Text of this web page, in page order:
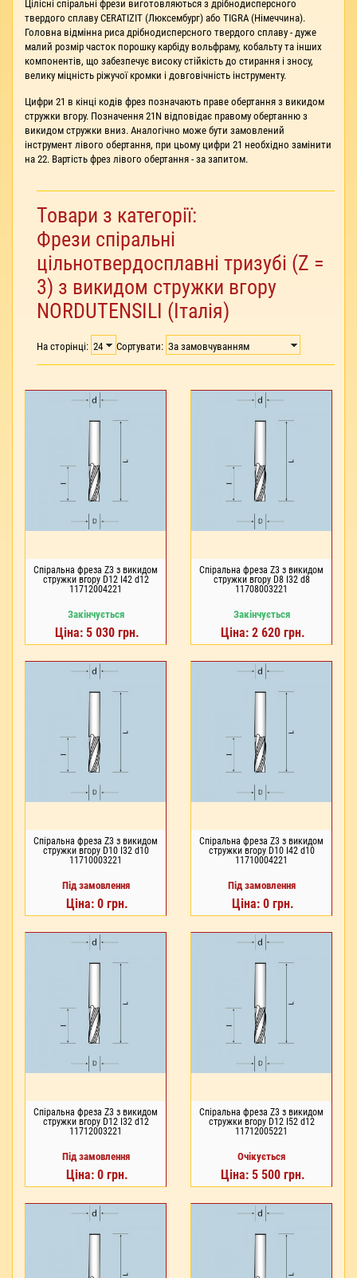
Цілісні спіральні фрези виготовляються з дрібнодисперсного
твердого сплаву CERATIZIT (Люксембург) або TIGRA (Німеччина).
Головна відмінна риса дрібнодисперсного твердого сплаву - дуже
малий розмір часток порошку карбіду вольфраму, кобальту та інших
компонентів, що забезпечує високу стійкість до стирання і зносу,
велику міцність ріжучої кромки і довговічність інструменту.
Цифри 21 в кінці кодів фрез позначають праве обертання з викидом
стружки вгору. Позначення 21N відповідає правому обертанню з
викидом стружки вниз. Аналогічно може бути замовлений
інструмент лівого обертання, при цьому цифри 21 необхідно замінити
на 22. Вартість фрез лівого обертання - за запитом.
Товари з категорії:
Фрези спіральні
цільнотвердосплавні тризубі (Z =
3) з викидом стружки вгору
NORDUTENSILI (Італія)
На сторінці: Сортувати:
Спіральна фреза Z3 з викидом
стружки вгору D12 I42 d12
11712004221
Закінчується
Ціна: 5 030 грн.
Спіральна фреза Z3 з викидом
стружки вгору D8 I32 d8
11708003221
Закінчується
Ціна: 2 620 грн.
Спіральна фреза Z3 з викидом
стружки вгору D10 I32 d10
11710003221
Під замовлення
Ціна: 0 грн.
Спіральна фреза Z3 з викидом
стружки вгору D10 I42 d10
11710004221
Під замовлення
Ціна: 0 грн.
Спіральна фреза Z3 з викидом
стружки вгору D12 I32 d12
11712003221
Під замовлення
Ціна: 0 грн.
Спіральна фреза Z3 з викидом
стружки вгору D12 I52 d12
11712005221
Очікується
Ціна: 5 500 грн.